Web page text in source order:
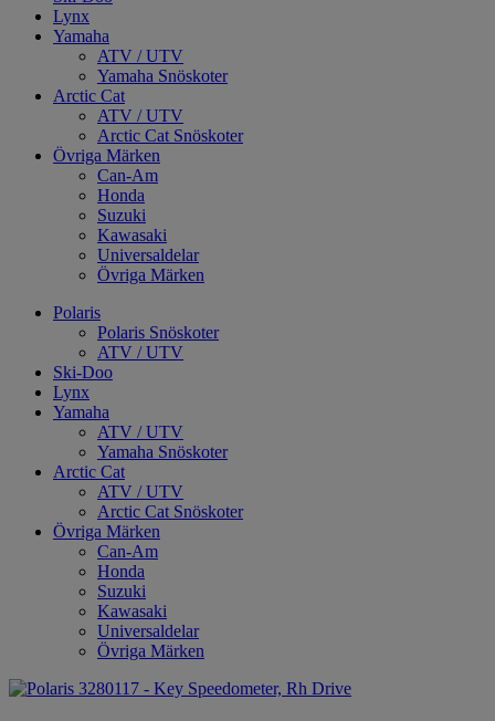
Lynx
Yamaha
ATV / UTV
Yamaha Snöskoter
Arctic Cat
ATV / UTV
Arctic Cat Snöskoter
Övriga Märken
Can-Am
Honda
Suzuki
Kawasaki
Universaldelar
Övriga Märken
Polaris
Polaris Snöskoter
ATV / UTV
Ski-Doo
Lynx
Yamaha
ATV / UTV
Yamaha Snöskoter
Arctic Cat
ATV / UTV
Arctic Cat Snöskoter
Övriga Märken
Can-Am
Honda
Suzuki
Kawasaki
Universaldelar
Övriga Märken